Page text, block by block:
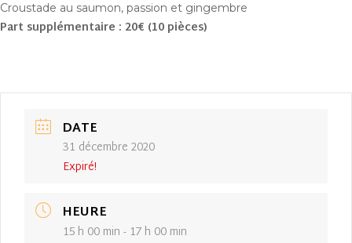
Croustade au saumon, passion et gingembre
Part supplémentaire : 20€ (10 pièces)
DATE
31 décembre 2020
Expiré!
HEURE
15 h 00 min - 17 h 00 min